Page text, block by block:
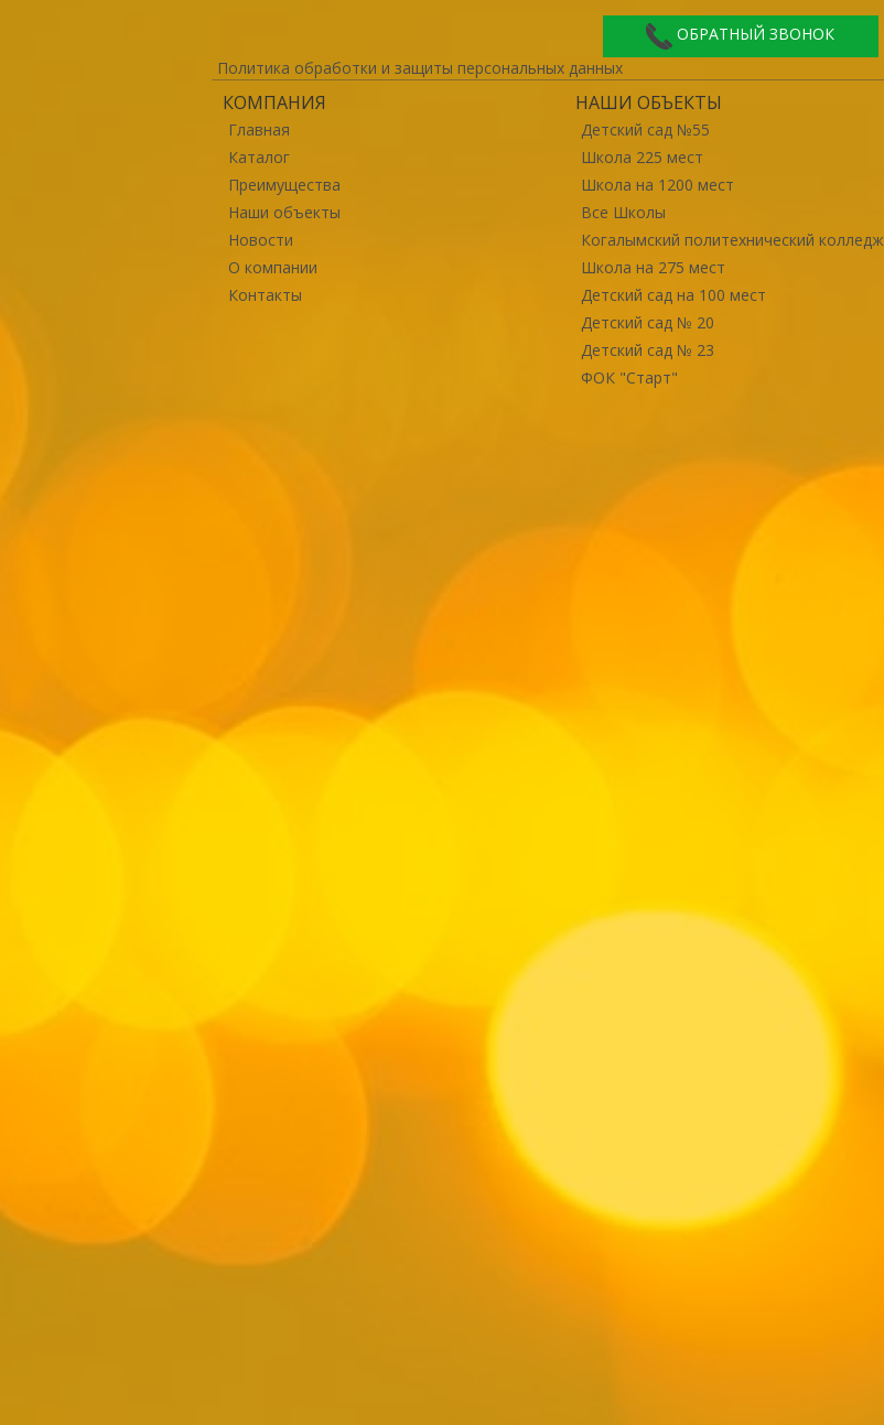
ОБРАТНЫЙ ЗВОНОК
Политика обработки и защиты персональных данных
КОМПАНИЯ
Главная
Каталог
Преимущества
Наши объекты
Новости
О компании
Контакты
НАШИ ОБЪЕКТЫ
Детский сад №55
Школа 225 мест
Школа на 1200 мест
Все Школы
Когалымский политехнический колледж
Школа на 275 мест
Детский сад на 100 мест
Детский сад № 20
Детский сад № 23
ФОК "Старт"